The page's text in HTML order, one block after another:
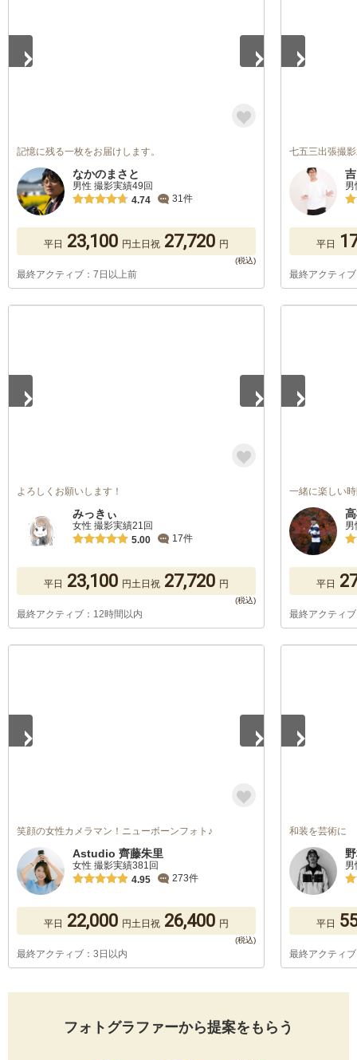
記憶に残る一枚をお届けします。
なかのまさと
男性 撮影実績49回
4.74
31件
平日 23,100 円土日祝 27,720 円
最終アクティブ：7日以上前
七五三出張撮
平日
最終アクティ
よろしくお願いします！
みっきぃ
女性 撮影実績21回
5.00
17件
平日 23,100 円土日祝 27,720 円
最終アクティブ：12時間以内
一緒に楽しい
男
平日
最終アクティ
笑顔の女性カメラマン！ニューボーンフォト♪
Astudio 齊藤朱里
女性 撮影実績381回
4.95
273件
平日 22,000 円土日祝 26,400 円
最終アクティブ：3日以内
和装を芸術に
平日
最終アクティ
フォトグラファーから提案をもらう